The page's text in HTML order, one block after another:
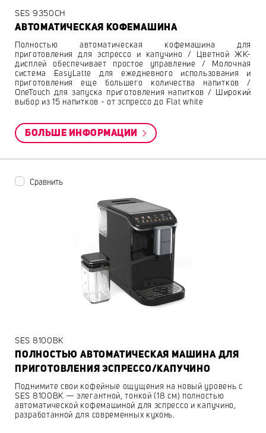
SES 9350CH
АВТОМАТИЧЕСКАЯ КОФЕМАШИНА
Полностью автоматическая кофемашина для
приготовления для эспрессо и капучино / Цветной ЖК-
дисплей обеспечивает простое управление / Молочная
система EasyLatte для ежедневного использования и
приготовления еще большего количества напитков /
OneTouch для запуска приготовления напитков / Широкий
выбор из 15 напитков - от эспрессо до Flat white
БОЛЬШЕ ИНФОРМАЦИИ
Сравнить
SES 8100BK
ПОЛНОСТЬЮ АВТОМАТИЧЕСКАЯ МАШИНА ДЛЯ
ПРИГОТОВЛЕНИЯ ЭСПРЕССО/КАПУЧИНО
Поднимите свои кофейные ощущения на новый уровень с
SES 8100BK — элегантной, тонкой (18 см) полностью
автоматической кофемашиной для эспрессо и капучино,
разработанной для современных кухонь.